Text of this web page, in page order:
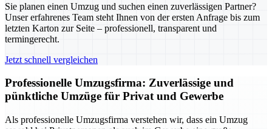
Sie planen einen Umzug und suchen einen zuverlässigen Partner?
Unser erfahrenes Team steht Ihnen von der ersten Anfrage bis zum
letzten Karton zur Seite – professionell, transparent und
termingerecht.
Jetzt schnell vergleichen
Professionelle Umzugsfirma: Zuverlässige und
pünktliche Umzüge für Privat und Gewerbe
Als professionelle Umzugsfirma verstehen wir, dass ein Umzug